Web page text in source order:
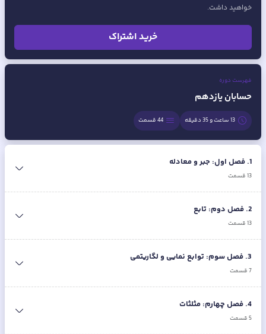
خواهید داشت.
خرید اشتراک
فهرست دوره
حسابان یازدهم
13 ساعت و 35 دقیقه 44قسمت
1
. فصل اول: جبر و معادله
13قسمت
2
. فصل دوم: تابع
13قسمت
3
. فصل سوم: توابع نمایی و لگاریتمی
7قسمت
4
. فصل چهارم: مثلثات
5قسمت